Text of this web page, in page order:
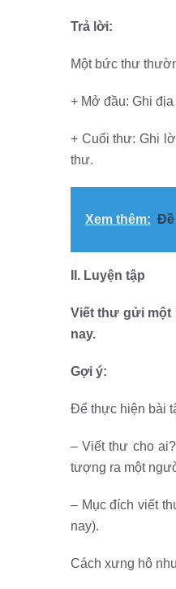
Trả lời:
Một bức thư
+ Mở đầu: Ghi
+ Cuối thư: Ghi
thư.
Xem thêm: Đề
II. Luyện tập
Viết thư gửi một
nay.
Gợi ý:
Để thực hiện bài
– Viết thư cho
tượng ra một
– Mục đích viết
nay).
Cách xưng hô